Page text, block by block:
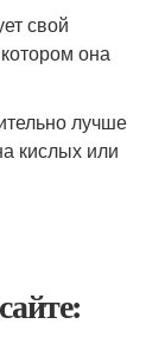
свой
она
лучше
кислых или